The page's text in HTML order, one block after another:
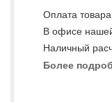
Оплата
В офисе
Наличный
Более